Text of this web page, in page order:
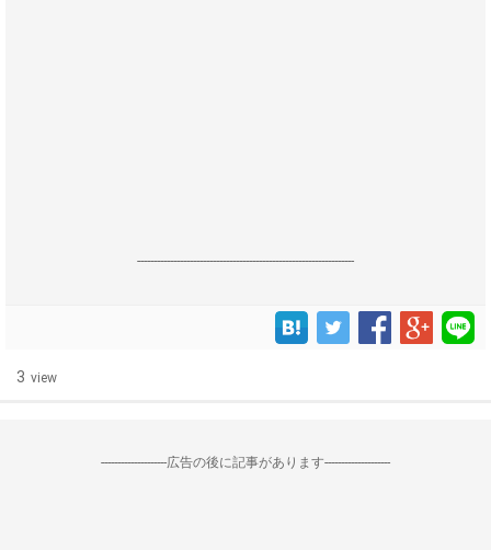
------------------------------------------------------------------
3 view
--------------------広告の後に記事があります--------------------